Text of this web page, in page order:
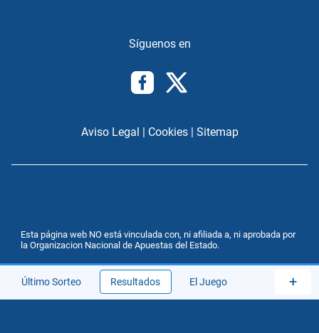
Último Sorteo Resultados El Juego +
Aviso Legal | Cookies| Sitemap
Esta página web NO está vinculada con, ni afiliada a, ni aprobada por
la Organizacion Nacional de Apuestas del Estado.